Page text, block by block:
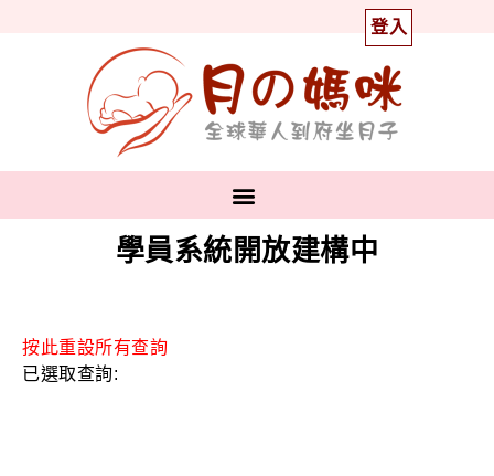
登入
學員系統開放建構中
按此重設所有查詢
已選取查詢: